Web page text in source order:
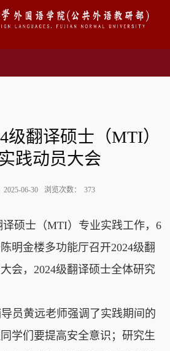
级翻译硕士（MTI）
践动员大会
2025-06-30 浏览次数： 373
译硕士（MTI）专业实践工作， 6
明金楼多功能厅召开2024级翻
会， 2024级翻译硕士全体研究
员黄远老师强调了实践期间的
学们要提高安全意识；研究生